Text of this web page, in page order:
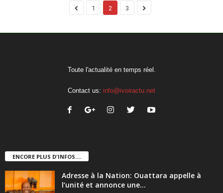
1 2 3
Toute l'actualité en temps réel.
Contact us: info@ivoiractu.net
ENCORE PLUS D'INFOS....
Adresse à la Nation: Ouattara appelle à
l’unité et annonce une...